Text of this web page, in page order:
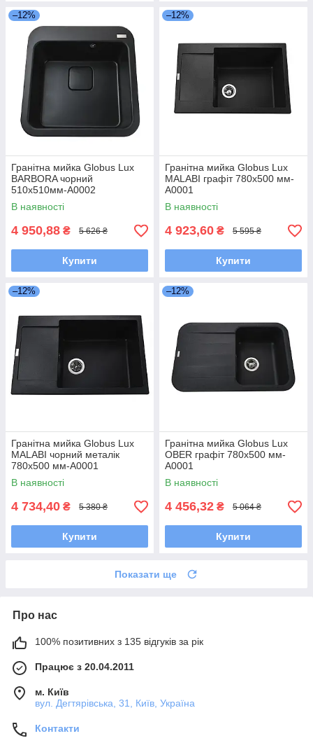
–12%
Гранітна мийка Globus Lux
BARBORA чорний
510х510мм-А0002
В наявності
4 950,88 ₴ 5 626 ₴
Купити
–12%
Гранітна мийка Globus Lux
MALABI графіт 780x500 мм-
А0001
В наявності
4 923,60 ₴ 5 595 ₴
Купити
–12%
Гранітна мийка Globus Lux
MALABI чорний металік
780х500 мм-А0001
В наявності
4 734,40 ₴ 5 380 ₴
Купити
–12%
Гранітна мийка Globus Lux
OBER графіт 780х500 мм-
А0001
В наявності
4 456,32 ₴ 5 064 ₴
Купити
Показати ще
Про нас
100% позитивних з 135 відгуків за рік
Працює з 20.04.2011
м. Київ
вул. Дегтярівська, 31, Київ, Україна
Контакти